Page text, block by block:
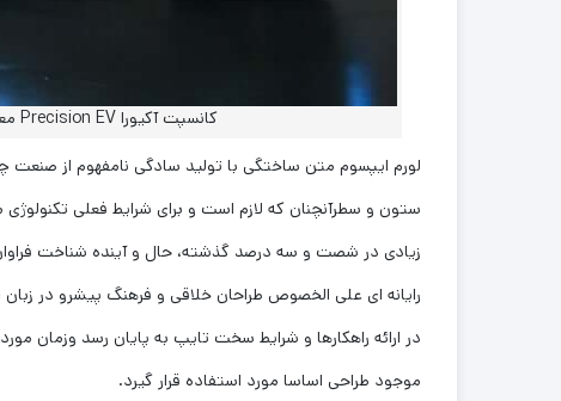
کانسپت آکیورا Precision EV معرفی شد؛ اولین مدل برقی از نگاه شاخه لوکس هوندا
لورم ایپسوم متن ساختگی با تولید سادگی نامفهوم از صنعت
ستون و سطرآنچنان که لازم است و برای شرایط فعلی تکنولوژی
زیادی در شصت و سه درصد گذشته، حال و آینده شناخت فراوان
رایانه ای علی الخصوص طراحان خلاقی و فرهنگ پیشرو در
در ارائه راهکارها و شرایط سخت تایپ به پایان رسد وزمان
موجود طراحی اساسا مورد استفاده قرار گیرد.